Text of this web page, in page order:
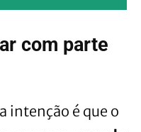
com parte
intenção é que o